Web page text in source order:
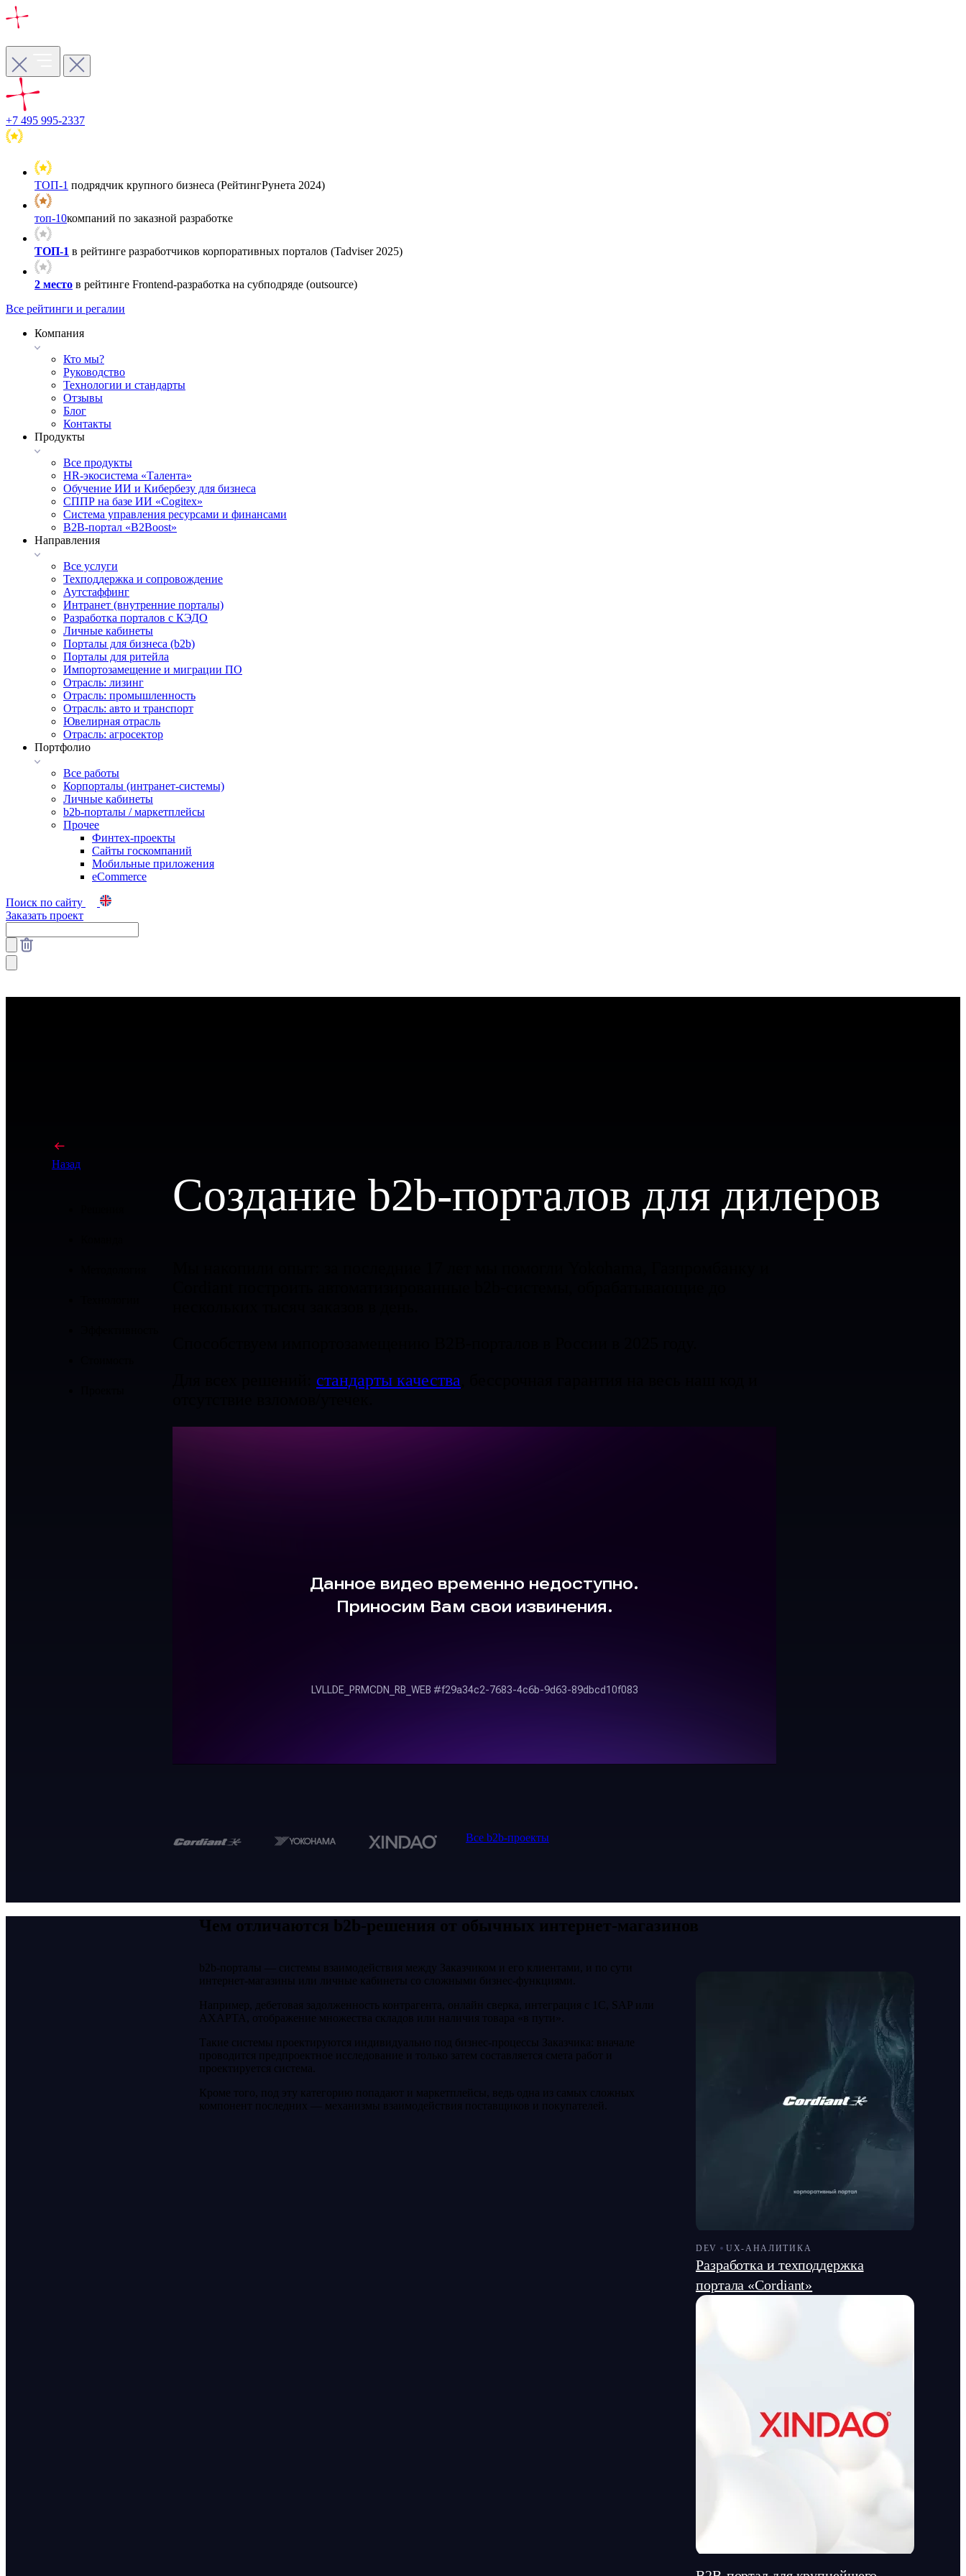
+7 495 995-2337
ТОП-1 подрядчик крупного бизнеса (РейтингРунета 2024)
топ-10компаний по заказной разработке
ТОП-1 в рейтинге разработчиков корпоративных порталов (Tadviser 2025)
2 место в рейтинге Frontend-разработка на субподряде (outsource)
Все рейтинги и регалии
Компания
Кто мы?
Руководство
Технологии и стандарты
Отзывы
Блог
Контакты
Продукты
Все продукты
HR-экосистема «Талента»
Обучение ИИ и Кибербезу для бизнеса
СППР на базе ИИ «Cogitex»
Система управления ресурсами и финансами
B2B-портал «B2Boost»
Направления
Все услуги
Техподдержка и сопровождение
Аутстаффинг
Интранет (внутренние порталы)
Разработка порталов с КЭДО
Личные кабинеты
Порталы для бизнеса (b2b)
Порталы для ритейла
Импортозамещение и миграции ПО
Отрасль: лизинг
Отрасль: промышленность
Отрасль: авто и транспорт
Ювелирная отрасль
Отрасль: агросектор
Портфолио
Все работы
Корпорталы (интранет-системы)
Личные кабинеты
b2b-порталы / маркетплейсы
Прочее
Финтех-проекты
Сайты госкомпаний
Мобильные приложения
eCommerce
Поиск по сайту
Заказать проект
Назад
Создание b2b-порталов для дилеров
стандарты качества
Все b2b-проекты
Чем отличаются b2b-решения от обычных интернет-магазинов
b2b-порталы — системы взаимодействия между Заказчиком и его клиентами, и по сути
интернет-магазины или личные кабинеты со сложными бизнес-функциями.
Например, дебетовая задолженность контрагента, онлайн сверка, интеграция с 1С, SAP или
AXAPTA, отображение множества складов или наличия товара «в пути».
Такие системы проектируются индивидуально под бизнес-процессы Заказчика: вначале
проводится предпроектное исследование и только затем составляется смета работ и
проектируется система.
Кроме того, под эту категорию попадают и маркетплейсы, ведь одна из самых сложных
компонент последних — механизмы взаимодействия поставщиков и покупателей.
DEV UX-АНАЛИТИКА
Разработка и техподдержка
портала «Cordiant»